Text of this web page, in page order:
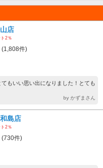
店
2％
(1,808件)
もいい思い出になりました！とても
by かずまさん
島店
2％
(730件)